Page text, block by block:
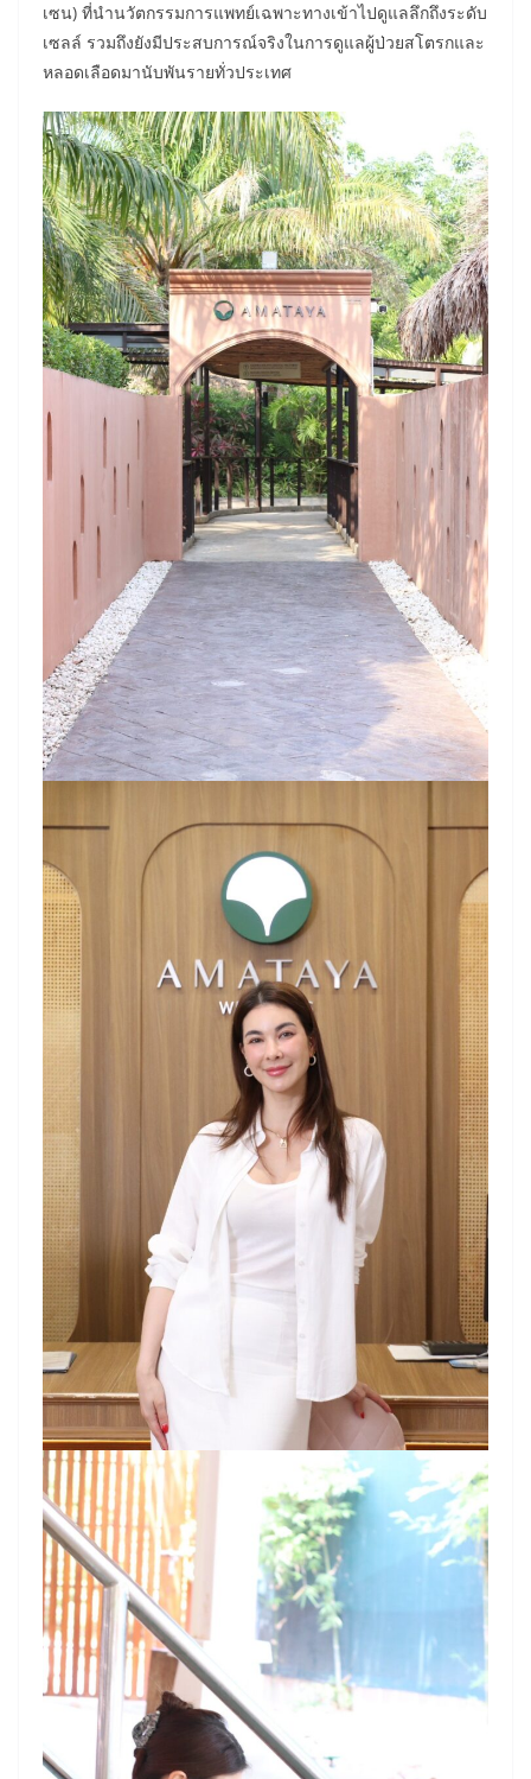
เซน) ที่นำนวัตกรรมการแพทย์เฉพาะทางเข้าไปดูแลลึกถึงระดับ
เซลล์ รวมถึงยังมีประสบการณ์จริงในการดูแลผู้ป่วยสโตรกและ
หลอดเลือดมานับพันรายทั่วประเทศ